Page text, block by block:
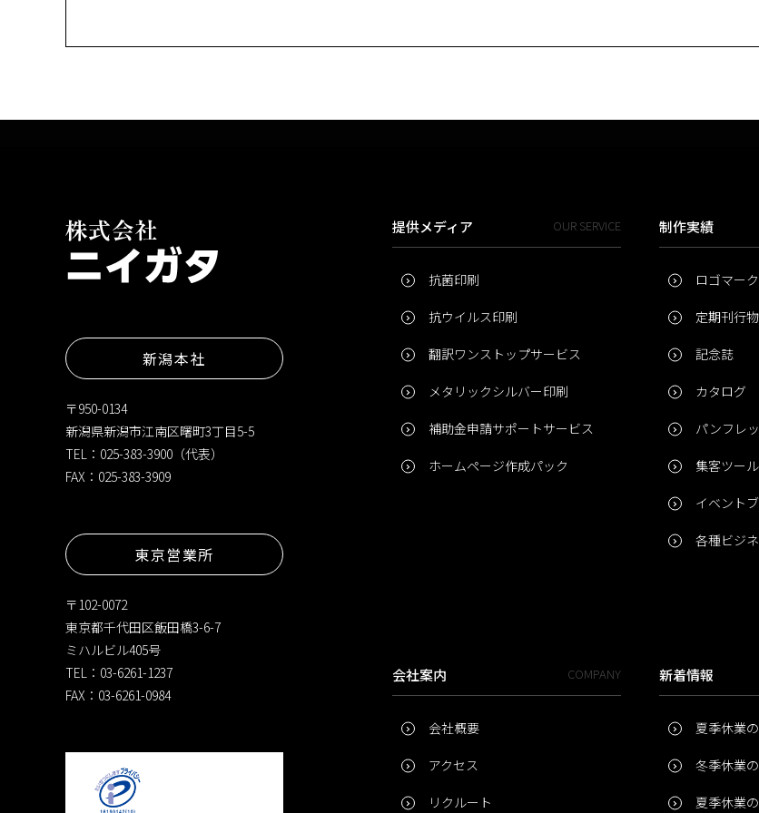
新潟本社
〒950-0134
新潟県新潟市江南区曙町3丁目5-5
TEL：025-383-3900（代表）
FAX：025-383-3909
東京営業所
〒102-0072
東京都千代田区飯田橋3-6-7
ミハルビル405号
TEL：03-6261-1237
FAX：03-6261-0984
提供メディア OUR SERVICE
抗菌印刷
抗ウイルス印刷
翻訳ワンストップサービス
メタリックシルバー印刷
補助金申請サポートサービス
ホームページ作成パック
制作実績
ロゴマーク
定期刊行物
記念誌
カタログ
パンフレ
集客ツー
イベント
各種ビジ
会社案内 COMPANY
会社概要
アクセス
リクルート
新着情報
夏季休業
冬季休業
夏季休業